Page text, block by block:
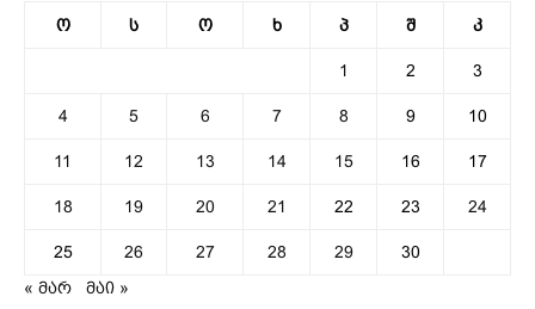
ო ს ო ხ პ შ კ
1 2 3
4 5 6 7 8 9 10
11 12 13 14 15 16 17
18 19 20 21 22 23 24
25 26 27 28 29
30
« მარ
მაი »